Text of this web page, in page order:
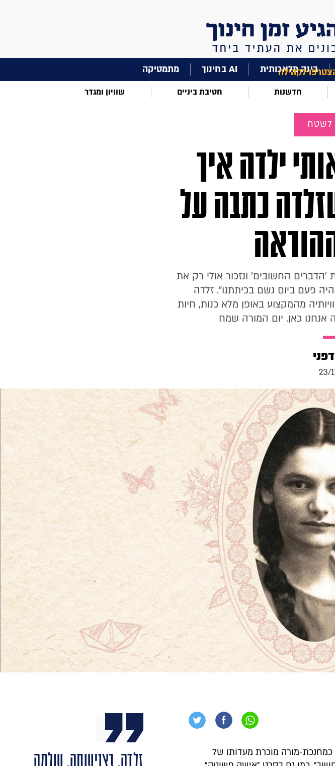
לקהילה
בינה מלאכותית AI בחינוך מתמטיקה
חדשנות חטיבת ביניים שוויון ומגדר
לשטח
ילדה איך
כתבה על
החשובים' ונזכור אולי רק את
פעם ביום גשם בכיתתנו". זלדה
מהמקצוע באופן מלא כנות, חיות
אנחנו כאן. יום המורה שמח
23/
מורה מוכרת מעדותו של
זלדה, בצניעותה, עולמה